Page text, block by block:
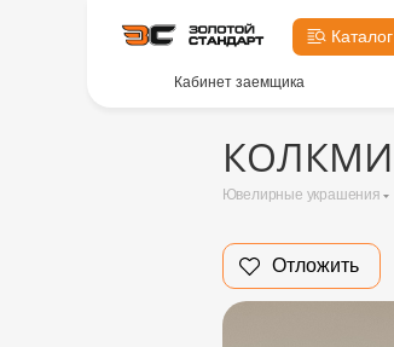
Каталог
Кабинет заемщика
Ювелирные украшения
Отложить